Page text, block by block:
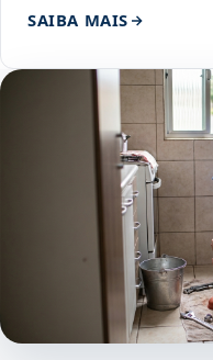
SAIBA MAIS